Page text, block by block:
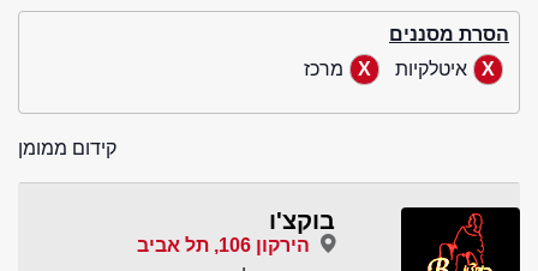
הסרת מסננים
איטלקיות
מרכז
קידום ממומן
בוקצ'ו
הירקון 106, תל אביב